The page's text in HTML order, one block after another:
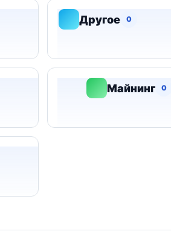
Другое 0
Майнинг 0